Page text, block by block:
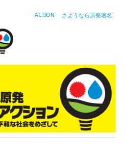
ACTION さようなら原発署名